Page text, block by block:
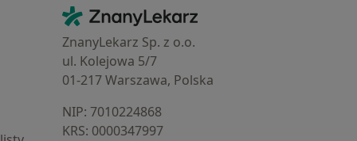
Kontakt
ZnanyLekarz - Strona główna
ZnanyLekarz Sp. z o.o.
ul. Kolejowa 5/7
01-217 Warszawa, Polska
NIP: ⁠7010224868
KRS: ⁠0000347997